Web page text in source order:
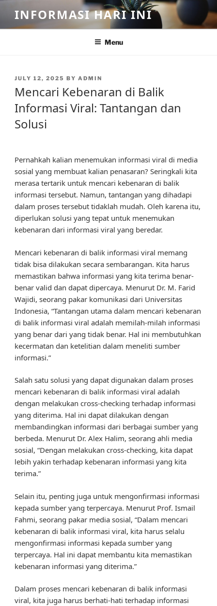
content
INFORMASI HARI INI
Menu
POSTED
JULY 12, 2025 BY ADMIN
Mencari Kebenaran di Balik
Informasi Viral: Tantangan dan
Solusi
Pernahkah kalian menemukan informasi viral di media
sosial yang membuat kalian penasaran? Seringkali kita
merasa tertarik untuk mencari kebenaran di balik
informasi tersebut. Namun, tantangan yang dihadapi
dalam proses tersebut tidaklah mudah. Oleh karena itu,
diperlukan solusi yang tepat untuk menemukan
kebenaran dari informasi viral yang beredar.
Mencari kebenaran di balik informasi viral memang
tidak bisa dilakukan secara sembarangan. Kita harus
memastikan bahwa informasi yang kita terima benar-
benar valid dan dapat dipercaya. Menurut Dr. M. Farid
Wajidi, seorang pakar komunikasi dari Universitas
Indonesia, “Tantangan utama dalam mencari kebenaran
di balik informasi viral adalah memilah-milah informasi
yang benar dari yang tidak benar. Hal ini membutuhkan
kecermatan dan ketelitian dalam meneliti sumber
informasi.”
Salah satu solusi yang dapat digunakan dalam proses
mencari kebenaran di balik informasi viral adalah
dengan melakukan cross-checking terhadap informasi
yang diterima. Hal ini dapat dilakukan dengan
membandingkan informasi dari berbagai sumber yang
berbeda. Menurut Dr. Alex Halim, seorang ahli media
sosial, “Dengan melakukan cross-checking, kita dapat
lebih yakin terhadap kebenaran informasi yang kita
terima.”
Selain itu, penting juga untuk mengonfirmasi informasi
kepada sumber yang terpercaya. Menurut Prof. Ismail
Fahmi, seorang pakar media sosial, “Dalam mencari
kebenaran di balik informasi viral, kita harus selalu
mengonfirmasi informasi kepada sumber yang
terpercaya. Hal ini dapat membantu kita memastikan
kebenaran informasi yang diterima.”
Dalam proses mencari kebenaran di balik informasi
viral, kita juga harus berhati-hati terhadap informasi